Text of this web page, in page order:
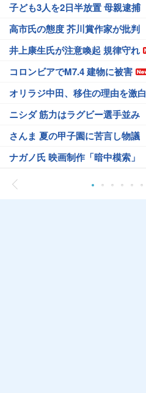
子ども3人を2日半放置 母親逮捕
高市氏の態度 芥川賞作家が批判
井上康生氏が注意喚起 規律守れ
コロンビアでM7.4 建物に被害
オリラジ中田、移住の理由を激白
ニシダ 筋力はラグビー選手並み
さんま 夏の甲子園に苦言し物議
ナガノ氏 映画制作「暗中模索」